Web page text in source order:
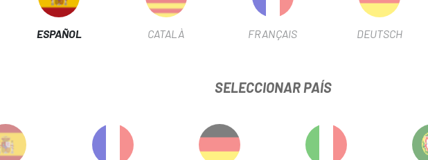
ESPAÑOL CATALÀ FRANÇAIS DEUTSCH
SELECCIONAR PAÍS